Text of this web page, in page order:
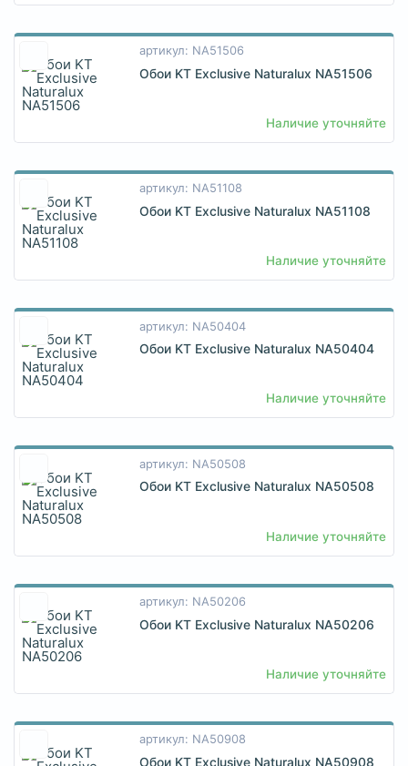
артикул: NA51506
Обои KT Exclusive Naturalux NA51506
Наличие уточняйте
артикул: NA51108
Обои KT Exclusive Naturalux NA51108
Наличие уточняйте
артикул: NA50404
Обои KT Exclusive Naturalux NA50404
Наличие уточняйте
артикул: NA50508
Обои KT Exclusive Naturalux NA50508
Наличие уточняйте
артикул: NA50206
Обои KT Exclusive Naturalux NA50206
Наличие уточняйте
артикул: NA50908
Обои KT Exclusive Naturalux NA50908